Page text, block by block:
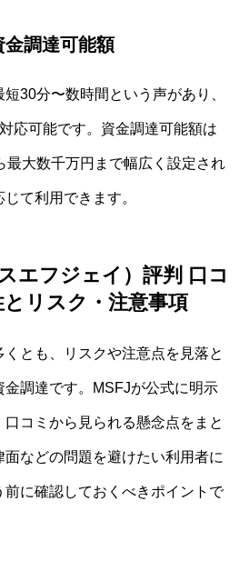
金調達可能額
30分〜数時間という声があり、
応可能です。資金調達可能額は
最大数千万円まで幅広く設定され
て利用できます。
エフジェイ）評判 口コ
とリスク・注意事項
とも、リスクや注意点を見落と
金調達です。MSFJが公式に明示
口コミから見られる懸念点をまと
などの問題を避けたい利用者に
前に確認しておくべきポイントで